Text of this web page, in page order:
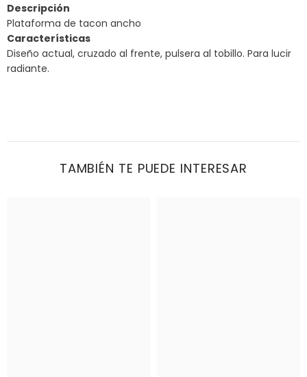
Descripción
Plataforma de tacon ancho
Características
Diseño actual, cruzado al frente, pulsera al tobillo. Para lucir
radiante.
TAMBIÉN TE PUEDE INTERESAR